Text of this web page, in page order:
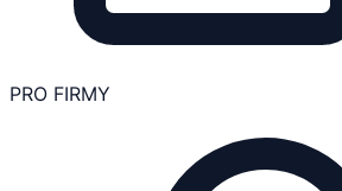
PRO FIRMY